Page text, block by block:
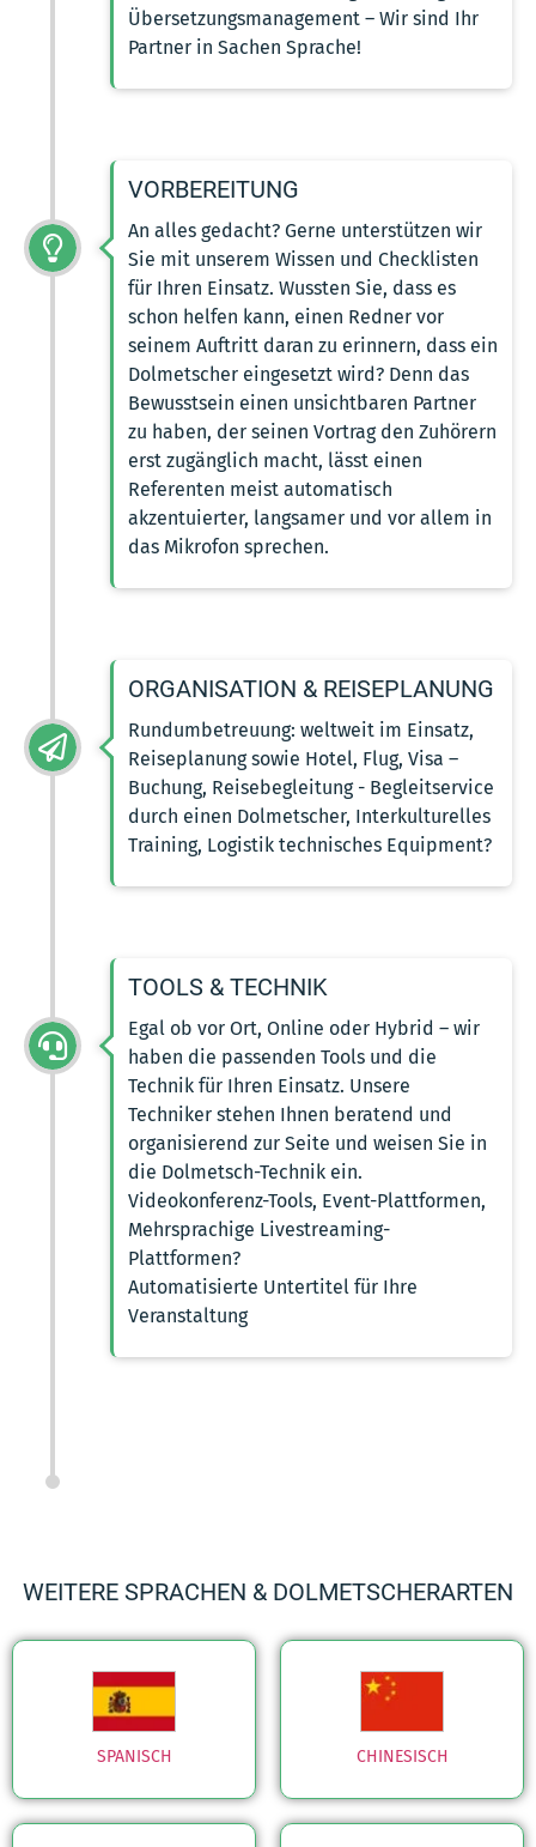
Übersetzungsmanagement – Wir sind Ihr
Partner in Sachen Sprache!
VORBEREITUNG
An alles gedacht? Gerne unterstützen wir
Sie mit unserem Wissen und Checklisten
für Ihren Einsatz. Wussten Sie, dass es
schon helfen kann, einen Redner vor
seinem Auftritt daran zu erinnern, dass ein
Dolmetscher eingesetzt wird? Denn das
Bewusstsein einen unsichtbaren Partner
zu haben, der seinen Vortrag den Zuhörern
erst zugänglich macht, lässt einen
Referenten meist automatisch
akzentuierter, langsamer und vor allem in
das Mikrofon sprechen.
ORGANISATION & REISEPLANUNG
Rundumbetreuung: weltweit im Einsatz,
Reiseplanung sowie Hotel, Flug, Visa –
Buchung, Reisebegleitung - Begleitservice
durch einen Dolmetscher, Interkulturelles
Training, Logistik technisches Equipment?
TOOLS & TECHNIK
Egal ob vor Ort, Online oder Hybrid – wir
haben die passenden Tools und die
Technik für Ihren Einsatz. Unsere
Techniker stehen Ihnen beratend und
organisierend zur Seite und weisen Sie in
die Dolmetsch-Technik ein.
Videokonferenz-Tools, Event-Plattformen,
Mehrsprachige Livestreaming-
Plattformen?
Automatisierte Untertitel für Ihre
Veranstaltung
WEITERE SPRACHEN & DOLMETSCHERARTEN
SPANISCH CHINESISCH